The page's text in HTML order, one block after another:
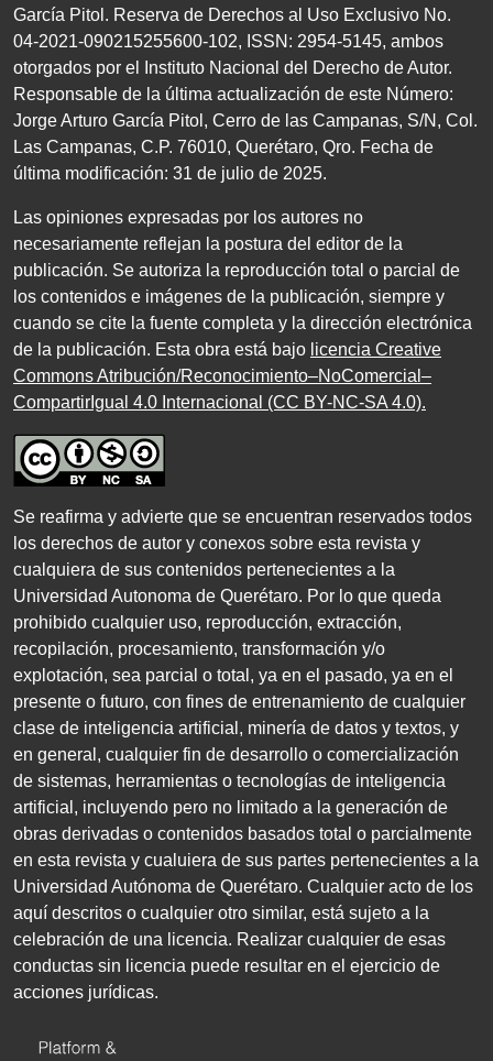
García Pitol. Reserva de Derechos al Uso Exclusivo No.
04-2021-090215255600-102, ISSN : 2954-5145, ambos
otorgados por el Instituto Nacional del Derecho de Autor.
Responsable de la última actualización de este Número:
Jorge Arturo García Pitol, Cerro de las Campanas, S/N , Col.
Las Campanas, C.P. 76010, Querétaro, Qro. Fecha de
última modificación: 31 de julio de 2025.
Las opiniones expresadas por los autores no
necesariamente reflejan la postura del editor de la
publicación. Se autoriza la reproducción total o parcial de
los contenidos e imágenes de la publicación, siempre y
cuando se cite la fuente completa y la dirección electrónica
de la publicación. Esta obra está bajo licencia Creative
Commons Atribución/Reconocimiento–NoComercial–
CompartirIgual 4.0 Internacional (CC BY-NC-SA 4.0).
Se reafirma y advierte que se encuentran reservados todos
los derechos de autor y conexos sobre esta revista y
cualquiera de sus contenidos pertenecientes a la
Universidad Autonoma de Querétaro. Por lo que queda
prohibido cualquier uso, reproducción, extracción,
recopilación, procesamiento, transformación y/o
explotación, sea parcial o total, ya en el pasado, ya en el
presente o futuro, con fines de entrenamiento de cualquier
clase de inteligencia artificial, minería de datos y textos, y
en general, cualquier fin de desarrollo o comercialización
de sistemas, herramientas o tecnologías de inteligencia
artificial, incluyendo pero no limitado a la generación de
obras derivadas o contenidos basados total o parcialmente
en esta revista y cualuiera de sus partes pertenecientes a la
Universidad Autónoma de Querétaro. Cualquier acto de los
aquí descritos o cualquier otro similar, está sujeto a la
celebración de una licencia. Realizar cualquier de esas
conductas sin licencia puede resultar en el ejercicio de
acciones jurídicas.